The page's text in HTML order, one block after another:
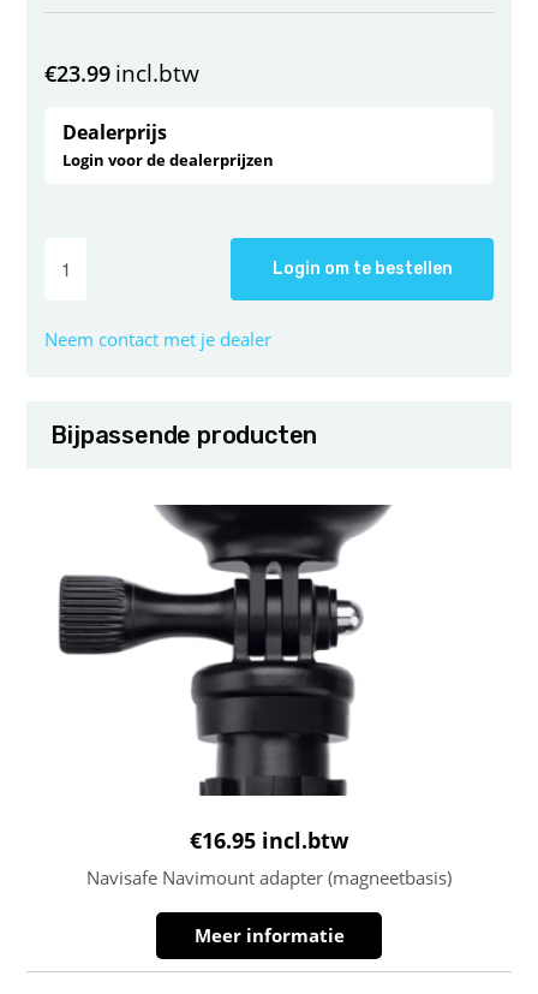
€23.99 incl.btw
Dealerprijs
Login voor de dealerprijzen
Login om te bestellen
Neem contact met je dealer
Bijpassende producten
€16.95 incl.btw
Navisafe Navimount adapter (magneetbasis)
Meer informatie